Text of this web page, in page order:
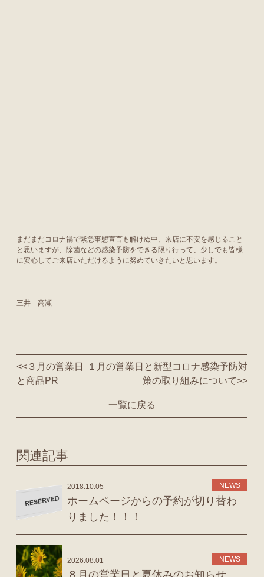
まだまだコロナ禍で緊急事態宣言も解けぬ中、来店に不安を感じること
と思いますが、除菌などの感染予防をできる限り行って、少しでも皆様
に安心してご来店いただけるように努めていきたいと思います。
三井 高瀬
<< ３月の営業日
と商品PR
１月の営業日と新型コロナ感染予防対
策の取り組みについて>>
一覧に戻る
関連記事
2018.10.05 NEWS
ホームページからの予約が切り替わ
りました！！！
2026.08.01 NEWS
８月の営業日と夏休みのお知らせ